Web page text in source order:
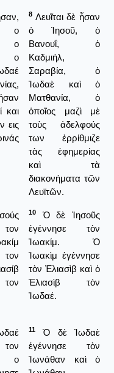
ο
ο
ο
και
εις
8 Λευῖται δὲ ἦσαν
ὁ Ἰησοῦ, ὁ
Βανουΐ, ὁ
Καδμιήλ,
Σαραβία, ὁ
Ἰωδαὲ καὶ ὁ
Ματθανία, ὁ
ὁποῖος μαζὶ μὲ
τοὺς ἀδελφούς
των ἐρρίθμιζε
τὰς ἐφημερίας
καὶ τὰ
διακονήματα τῶν
Λευϊτῶν.
10
Ὁ δὲ Ἰησοῦς
ἐγέννησε τὸν
Ἰωακίμ. Ὁ
Ἰωακὶμ ἐγέννησε
τὸν Ἐλιασὶβ καὶ ὁ
Ἐλιασὶβ τὸν
Ἰωδαέ.
ο
11
Ὁ δὲ Ἰωδαὲ
ἐγέννησε τὸν
Ἰωνάθαν καὶ ὁ